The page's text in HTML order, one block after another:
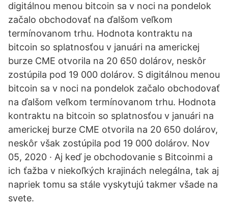
digitálnou menou bitcoin sa v noci na pondelok
začalo obchodovať na ďalšom veľkom
termínovanom trhu. Hodnota kontraktu na
bitcoin so splatnosťou v januári na americkej
burze CME otvorila na 20 650 dolárov, neskôr
zostúpila pod 19 000 dolárov. S digitálnou menou
bitcoin sa v noci na pondelok začalo obchodovať
na ďalšom veľkom termínovanom trhu. Hodnota
kontraktu na bitcoin so splatnosťou v januári na
americkej burze CME otvorila na 20 650 dolárov,
neskôr však zostúpila pod 19 000 dolárov. Nov
05, 2020 · Aj keď je obchodovanie s Bitcoinmi a
ich ťažba v niekoľkých krajinách nelegálna, tak aj
napriek tomu sa stále vyskytujú takmer všade na
svete.